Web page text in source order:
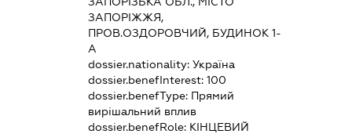
ЗАПОРІЖЖЯ,
ПРОВ.ОЗДОРОВЧИЙ, БУДИНОК 1-
А
dossier.nationality: Україна
dossier.benefInterest: 100
dossier.benefType: Прямий
вирішальний вплив
dossier.benefRole: КІНЦЕВИЙ